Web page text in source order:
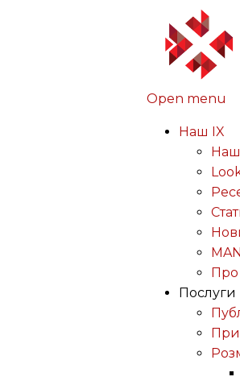
Open menu
Наш IX
Про
Послуги